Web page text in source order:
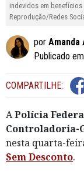
indevidos em
Reprodução/Redes
por Amanda
Publicado
COMPARTILHE:
APolícia
Controladoria-
nesta quarta-
Sem Desconto.